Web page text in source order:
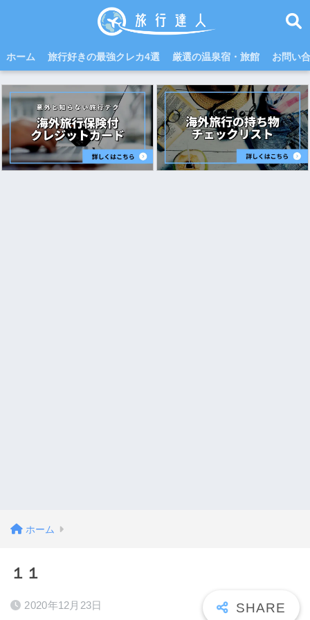
ホーム 旅行好きの最強クレカ4選 厳選の温泉宿・旅館 お問い
ホーム
１１
2020年12月23日